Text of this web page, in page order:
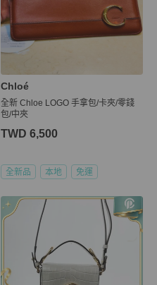
Chloé
全新 Chloe LOGO 手拿包/卡夾/零錢
包/中夾
TWD 6,500
全新品 本地 免運